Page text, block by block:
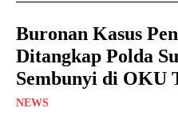
Buronan Kasus
Ditangkap Polda
Sembunyi di OKU
NEWS